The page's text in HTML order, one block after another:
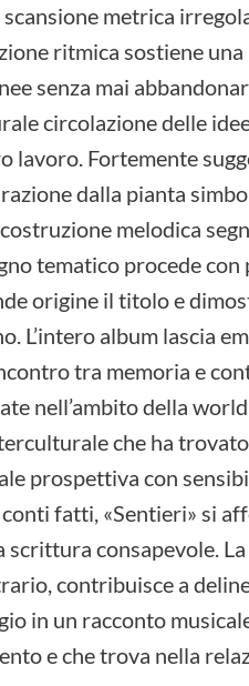
metrica
ritmica sostiene
senza mai
circolazione delle
lavoro. Fortemente
dalla pianta
melodica
tematico procede
origine il titolo e
L’intero album lascia
tra memoria e
nell’ambito della
che ha
prospettiva con
fatti, «Sentieri» si
scrittura consapevole.
contribuisce a
in un racconto
e che trova nella